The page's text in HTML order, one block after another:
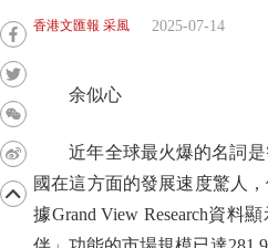
香港文匯報 采風 2025-07-14
余似心
近年全球最火爆的名詞是
國在這方面的發展速度驚人
據Grand View Research資料